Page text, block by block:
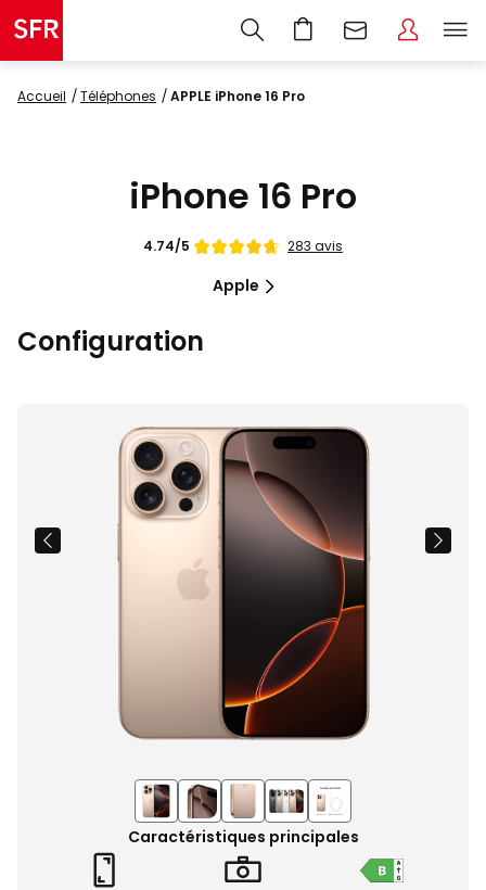
Accueil Téléphones APPLE iPhone 16 Pro
iPhone 16 Pro
Note
4.74/5 283 avis
Apple
Configuration
Images
du
produit
Caractéristiques principales